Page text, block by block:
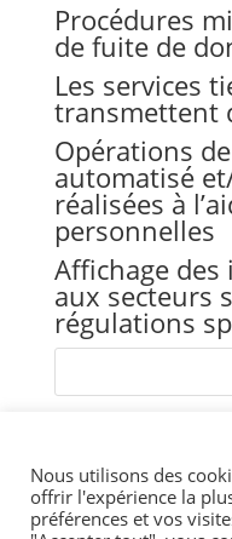
Procédures
de fuite de
Les services
transmettent
Opérations
automatisé
réalisées à
personnelles
Affichage
aux secteurs
régulations
Nous utilisons des
offrir l'expérience la
préférences et vos